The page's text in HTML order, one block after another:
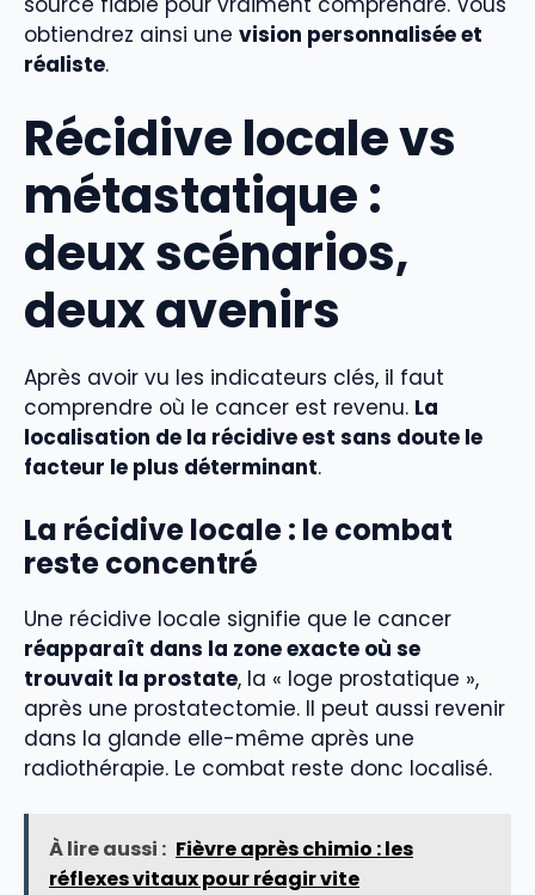
obtiendrez ainsi une vision personnalisée et
réaliste.
Récidive locale vs
métastatique :
deux scénarios,
deux avenirs
Après avoir vu les indicateurs clés, il faut
comprendre où le cancer est revenu. La
localisation de la récidive est sans doute le
facteur le plus déterminant.
La récidive locale : le combat
reste concentré
Une récidive locale signifie que le cancer
réapparaît dans la zone exacte où se
trouvait la prostate, la « loge prostatique »,
après une prostatectomie. Il peut aussi revenir
dans la glande elle-même après une
radiothérapie. Le combat reste donc localisé.
À lire aussi : Fièvre après chimio : les
réflexes vitaux pour réagir vite